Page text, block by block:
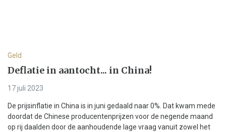
Geld
Deflatie in aantocht... in China!
17 juli 2023
De prijsinflatie in China is in juni gedaald naar 0%. Dat kwam mede
doordat de Chinese producentenprijzen voor de negende maand
op rij daalden door de aanhoudende lage vraag vanuit zowel het